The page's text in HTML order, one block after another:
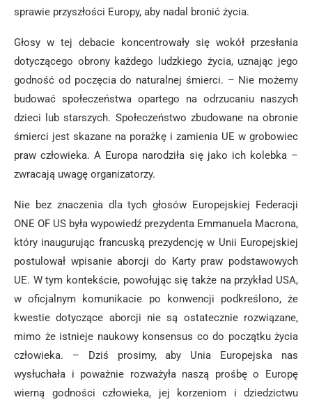
sprawie przyszłości Europy, aby nadal bronić życia.
Głosy w tej debacie koncentrowały się wokół przesłania
dotyczącego obrony każdego ludzkiego życia, uznając jego
godność od poczęcia do naturalnej śmierci. – Nie możemy
budować społeczeństwa opartego na odrzucaniu naszych
dzieci lub starszych. Społeczeństwo zbudowane na obronie
śmierci jest skazane na porażkę i zamienia UE w grobowiec
praw człowieka. A Europa narodziła się jako ich kolebka –
zwracają uwagę organizatorzy.
Nie bez znaczenia dla tych głosów Europejskiej Federacji
ONE OF US była wypowiedź prezydenta Emmanuela Macrona,
który inaugurując francuską prezydencję w Unii Europejskiej
postulował wpisanie aborcji do Karty praw podstawowych
UE. W tym kontekście, powołując się także na przykład USA,
w oficjalnym komunikacie po konwencji podkreślono, że
kwestie dotyczące aborcji nie są ostatecznie rozwiązane,
mimo że istnieje naukowy konsensus co do początku życia
człowieka. – Dziś prosimy, aby Unia Europejska nas
wysłuchała i poważnie rozważyła naszą prośbę o Europę
wierną godności człowieka, jej korzeniom i dziedzictwu